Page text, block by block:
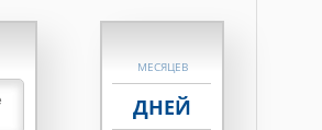
НЕДЕЛЬ
МЕСЯЦЕВ
ДНЕЙ